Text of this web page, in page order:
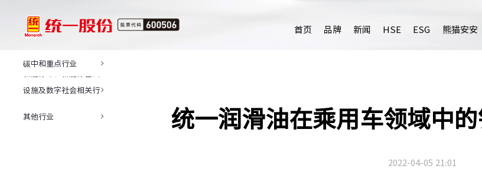
首页 品牌 新闻 HSE ESG 熊猫安安
碳中和重点行业
设施及数字社会相关行
其他行业
统一润滑油在乘用车领域中
2022-04-05 21:01